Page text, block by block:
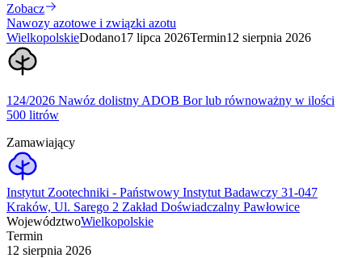
Zobacz
Nawozy azotowe i związki azotu
WielkopolskieDodano17 lipca 2026Termin12 sierpnia 2026
124/2026 Nawóz dolistny ADOB Bor lub równoważny w ilości
500 litrów
Zamawiający
Instytut Zootechniki - Państwowy Instytut Badawczy 31-047
Kraków, Ul. Sarego 2 Zakład Doświadczalny Pawłowice
WojewództwoWielkopolskie
Termin
12 sierpnia 2026